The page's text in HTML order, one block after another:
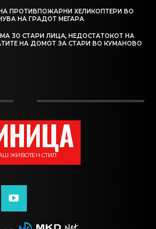
ПРОТИВПОЖАРНИ ХЕЛИКОПТЕРИ ВО
НА ГРАДОТ МЕГАРА
30 СТАРИ ЛИЦА, НЕДОСТАТОКОТ НА
НА ДОМОТ ЗА СТАРИ ВО КУМАНОВО
ЖИВОТЕН СТИЛ